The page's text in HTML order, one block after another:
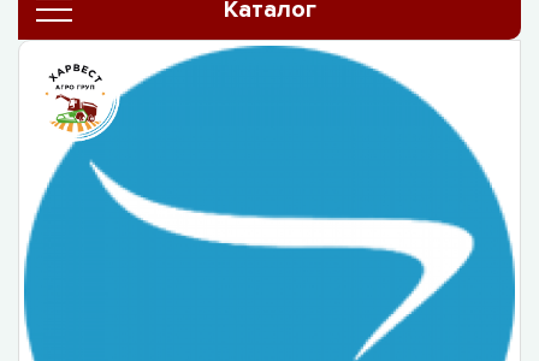
Каталог